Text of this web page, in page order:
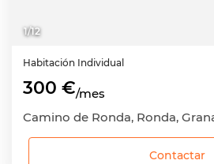
1/12
Habitación Individual
300 €/mes
Camino de Ronda, Ronda,
Contactar